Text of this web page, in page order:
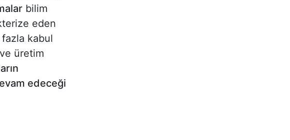
bilim
eden
kabul
ve üretim
edeceği